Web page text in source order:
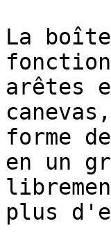
La
arêtes
forme
en un
plus